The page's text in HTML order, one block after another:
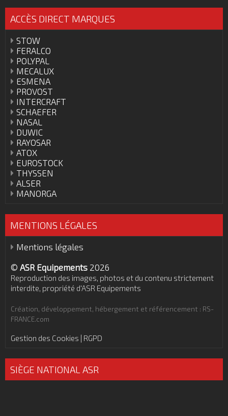
ACCÈS DIRECT MARQUES
STOW
FERALCO
POLYPAL
MECALUX
ESMENA
PROVOST
INTERCRAFT
SCHAEFER
NASAL
DUWIC
RAYOSAR
ATOX
EUROSTOCK
THYSSEN
ALSER
MANORGA
MENTIONS LÉGALES
Mentions légales
© ASR Equipements 2026
Reproduction des images, photos et du contenu strictement
interdite, propriété d'ASR Equipements
Création, développement, hébergement et référencement : RS-
FRANCE.com
Gestion des Cookies | RGPD
SIÈGE NATIONAL ASR